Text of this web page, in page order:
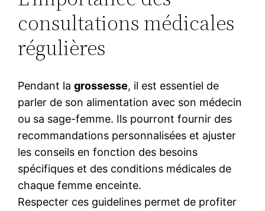
consultations médicales
régulières
Pendant lagrossesse, il est essentiel de
parler de son alimentation avec son médecin
ou sa sage-femme. Ils pourront fournir des
recommandations personnalisées et ajuster
les conseils en fonction des besoins
spécifiques et des conditions médicales de
chaque femme enceinte.
Respecter ces guidelines permet de profiter